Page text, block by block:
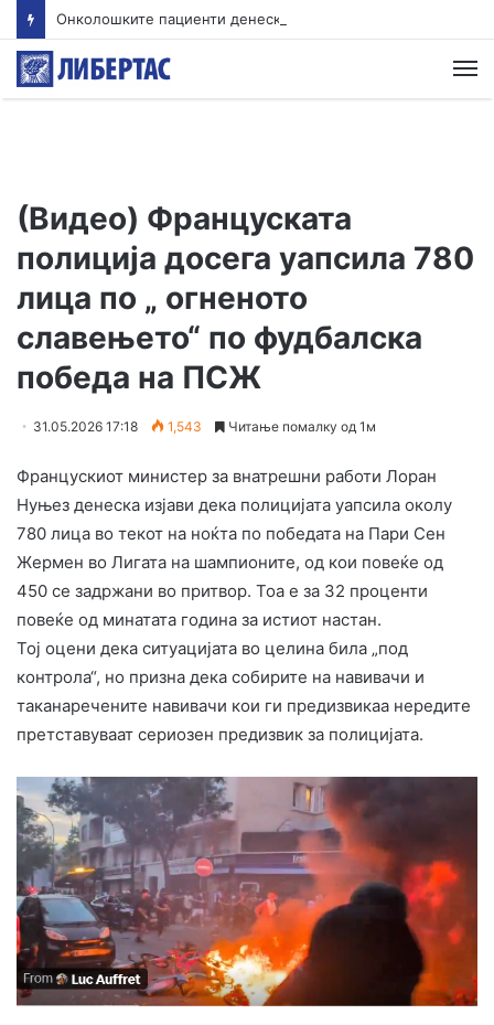
(Видео) Француската
полиција досега уапсила 780
лица по „ огненото
славењето“ по фудбалска
победа на ПСЖ
31.05.2026 17:18 1,543 Читање помалку од 1м
Францускиот министер за внатрешни работи Лоран
Нуњез денеска изјави дека полицијата уапсила околу
780 лица во текот на ноќта по победата на Пари Сен
Жермен во Лигата на шампионите, од кои повеќе од
450 се задржани во притвор. Тоа е за 32 проценти
повеќе од минатата година за истиот настан.
Тој оцени дека ситуацијата во целина била „под
контрола“, но призна дека собирите на навивачи и
таканаречените навивачи кои ги предизвикаа нередите
претставуваат сериозен предизвик за полицијата.